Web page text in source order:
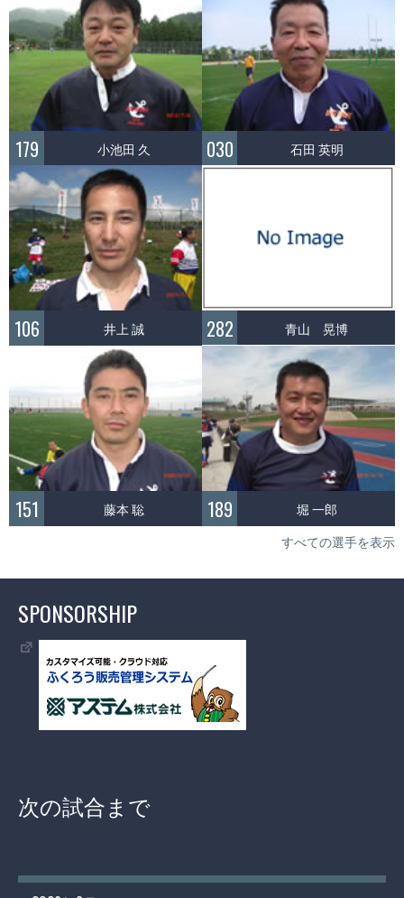
179 小池田 久 030 石田 英明
106 井上 誠 282 青山 晃博
151 藤本 聡 189 堀 一郎
すべての選手を表示
SPONSORSHIP
次の試合まで